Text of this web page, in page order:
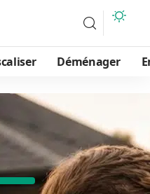
Déménager